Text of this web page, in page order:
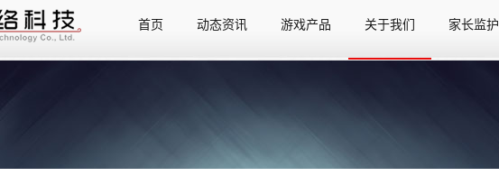
首页 动态资讯 游戏产品 关于我们 家长监护
首页 动态资讯 游戏产品 关于我们 家长监护